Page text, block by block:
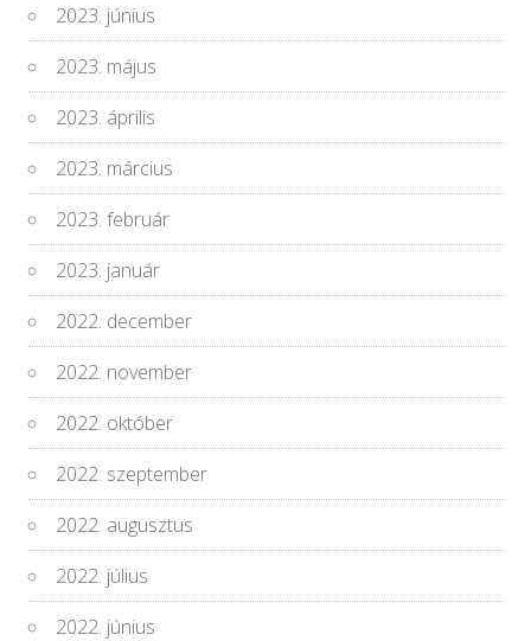
2023. június
2023. május
2023. április
2023. március
2023. február
2023. január
2022. december
2022. november
2022. október
2022. szeptember
2022. augusztus
2022. július
2022. június